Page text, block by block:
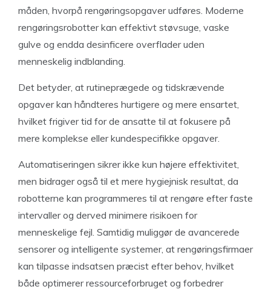
måden, hvorpå rengøringsopgaver udføres. Moderne
rengøringsrobotter kan effektivt støvsuge, vaske
gulve og endda desinficere overflader uden
menneskelig indblanding.
Det betyder, at rutineprægede og tidskrævende
opgaver kan håndteres hurtigere og mere ensartet,
hvilket frigiver tid for de ansatte til at fokusere på
mere komplekse eller kundespecifikke opgaver.
Automatiseringen sikrer ikke kun højere effektivitet,
men bidrager også til et mere hygiejnisk resultat, da
robotterne kan programmeres til at rengøre efter faste
intervaller og derved minimere risikoen for
menneskelige fejl. Samtidig muliggør de avancerede
sensorer og intelligente systemer, at rengøringsfirmaer
kan tilpasse indsatsen præcist efter behov, hvilket
både optimerer ressourceforbruget og forbedrer